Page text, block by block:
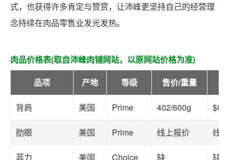
式，也获得许多肯定与赞赏，让沛峰更坚持自己的经营理
念持续在肉品零售业发光发热。
肉品价格表(取自沛峰肉铺网站，以原网站价格为准)
品项
产地 等级 售价/重量 单
背肩 美国 Prime 402/600g
肋眼 美国 Prime 线上报价 线
菲力 美国 Choice 缺 缺